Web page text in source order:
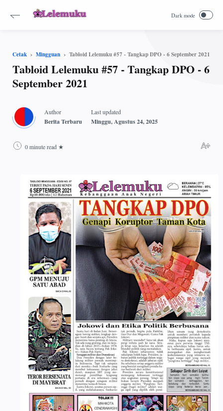
Cetak Mingguan Tabloid Lelemuku #57 - Tangkap DPO - 6 September 2021
Tabloid Lelemuku #57 - Tangkap DPO - 6
September 2021
0 minute read